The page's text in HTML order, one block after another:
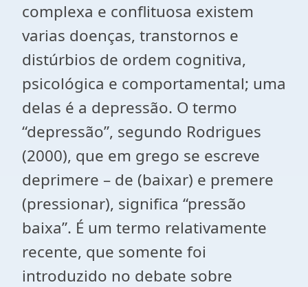
complexa e conflituosa existem
varias doenças, transtornos e
distúrbios de ordem cognitiva,
psicológica e comportamental; uma
delas é a depressão. O termo
“depressão”, segundo Rodrigues
(2000), que em grego se escreve
deprimere – de (baixar) e premere
(pressionar), significa “pressão
baixa”. É um termo relativamente
recente, que somente foi
introduzido no debate sobre